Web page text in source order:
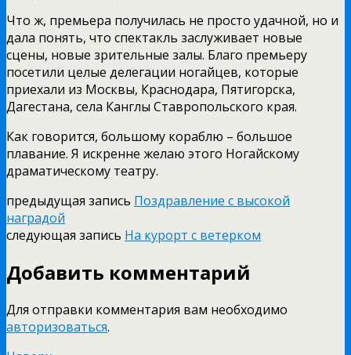
Что ж, премьера получилась не просто удачной, но и
дала понять, что спектакль заслуживает новые
сцены, новые зрительные залы. Благо премьеру
посетили целые делегации ногайцев, которые
приехали из Москвы, Краснодара, Пятигорска,
Дагестана, села Канглы Ставропольского края.
Как говорится, большому кораблю – большое
плавание. Я искренне желаю этого Ногайскому
драматическому театру.
предыдущая запись Поздравление с высокой
наградой
следующая запись На курорт с ветерком
Добавить комментарий
Для отправки комментария вам необходимо
авторизоваться.